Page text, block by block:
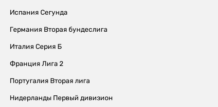
Испания Сегунда
Германия Вторая бундеслига
Италия Серия Б
Франция Лига 2
Португалия Вторая лига
Нидерланды Первый дивизион